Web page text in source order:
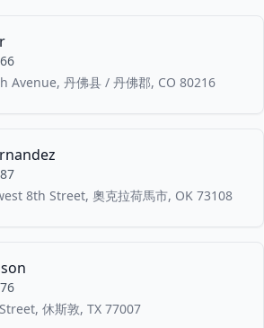
Avenue, 丹佛县 / 丹佛郡, CO 80216
8th Street, 奧克拉荷馬市, OK 73108
休斯敦, TX 77007